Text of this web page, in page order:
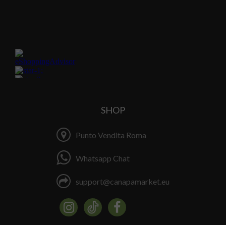
SHOP
Punto Vendita Roma
Whatsapp Chat
support@canapamarket.eu